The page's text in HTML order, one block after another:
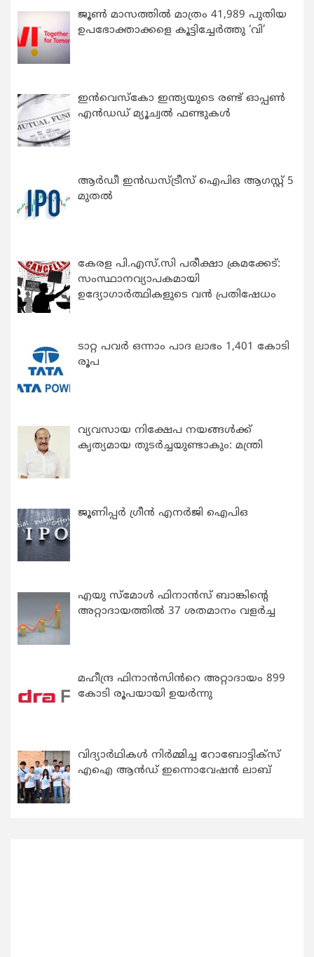
ജൂൺ മാസത്തിൽ മാത്രം 41,989 പുതിയ
ഉപഭോക്താക്കളെ കൂട്ടിച്ചേർത്തു ‘വി’
ഇന്‍വെസ്കോ ഇന്ത്യയുടെ രണ്ട് ഓപ്പണ്‍
എന്‍ഡഡ് മ്യൂച്വല്‍ ഫണ്ടുകള്‍
ആർഡീ ഇൻഡസ്ട്രീസ് ഐപിഒ ആഗസ്റ്റ് 5
മുതൽ
കേരള പി.എസ്.സി പരീക്ഷാ ക്രമക്കേട്:
സംസ്ഥാനവ്യാപകമായി
ഉദ്യോഗാര്‍ത്ഥികളുടെ വന്‍ പ്രതിഷേധം
ടാറ്റ പവർ ഒന്നാം പാദ ലാഭം 1,401 കോടി
രൂപ
വ്യവസായ നിക്ഷേപ നയങ്ങള്‍ക്ക്
കൃത്യമായ തുടര്‍ച്ചയുണ്ടാകും: മന്ത്രി
ജൂണിപ്പർ ഗ്രീൻ എനർജി ഐപിഒ
എയു സ്‌മോൾ ഫിനാൻസ് ബാങ്കിന്റെ
അറ്റാദായത്തിൽ 37 ശതമാനം വളർച്ച
മഹീന്ദ്ര ഫിനാൻസിൻറെ അറ്റാദായം 899
കോടി രൂപയായി ഉയർന്നു
വിദ്യാര്‍ഥികള്‍ നിര്‍മ്മിച്ച റോബോട്ടിക്സ്
എഐ ആന്‍ഡ് ഇന്നൊവേഷന്‍ ലാബ്